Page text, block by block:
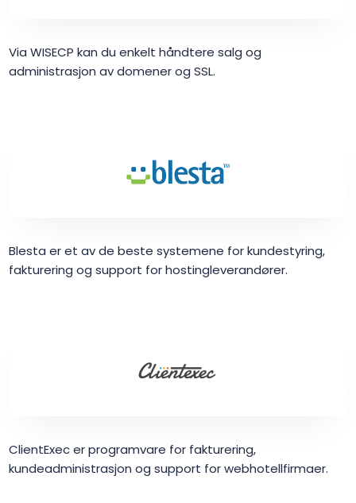
Via WISECP kan du enkelt håndtere salg og
administrasjon av domener og SSL.
Blesta er et av de beste systemene for kundestyring,
fakturering og support for hostingleverandører.
ClientExec er programvare for fakturering,
kundeadministrasjon og support for webhotellfirmaer.